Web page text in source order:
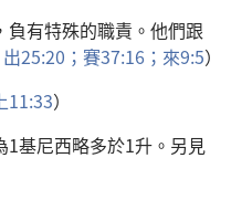
負有特殊的職責 。 他們跟
出25:20； 賽37:16； 來9:5）
11:33）
1基尼西略多於1升 。 另 見